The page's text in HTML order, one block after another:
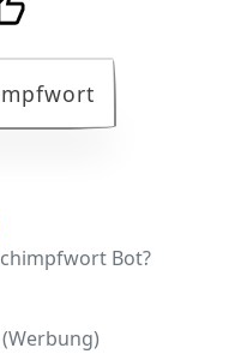
Bot?